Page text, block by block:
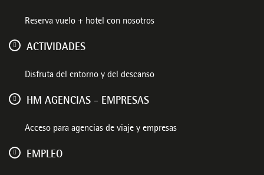
Reserva vuelo + hotel con nosotros
ACTIVIDADES
Disfruta del entorno y del descanso
HM AGENCIAS - EMPRESAS
Acceso para agencias de viaje y empresas
EMPLEO